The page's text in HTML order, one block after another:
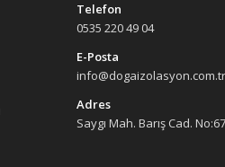
Telefon
0535 220 49 04
E-Posta
info@dogaizolasyon.com.tr
Adres
Saygı Mah. Barış Cad.